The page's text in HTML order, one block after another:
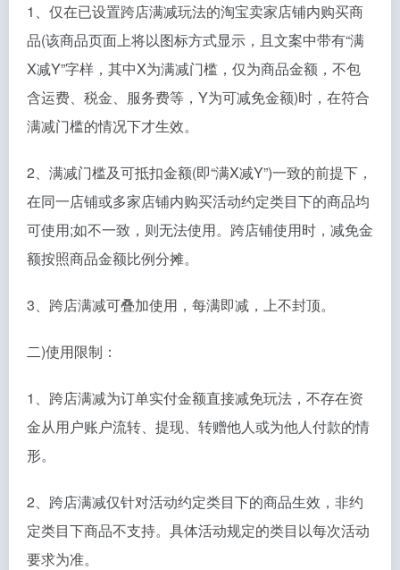
1、仅在已设置跨店满减玩法的淘宝卖家店铺内购买商
品(该商品页面上将以图标方式显示，且文案中带有“满
X减Y”字样，其中X为满减门槛，仅为商品金额，不包
含运费、税金、服务费等，Y为可减免金额)时，在符合
满减门槛的情况下才生效。
2、满减门槛及可抵扣金额(即“满X减Y”)一致的前提下，
在同一店铺或多家店铺内购买活动约定类目下的商品均
可使用;如不一致，则无法使用。跨店铺使用时，减免金
额按照商品金额比例分摊。
3、跨店满减可叠加使用，每满即减，上不封顶。
二)使用限制：
1、跨店满减为订单实付金额直接减免玩法，不存在资
金从用户账户流转、提现、转赠他人或为他人付款的情
形。
2、跨店满减仅针对活动约定类目下的商品生效，非约
定类目下商品不支持。具体活动规定的类目以每次活动
要求为准。